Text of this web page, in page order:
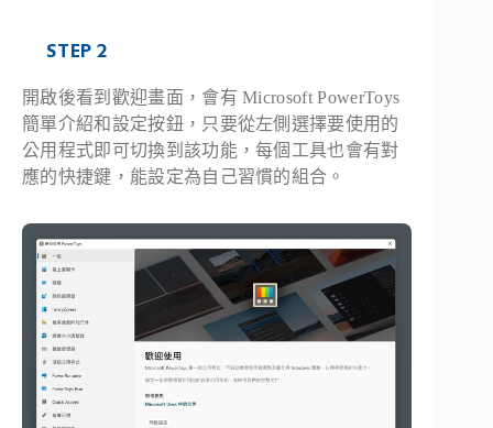
STEP 2
開啟後看到歡迎畫面，會有 Microsoft PowerToys
簡單介紹和設定按鈕，只要從左側選擇要使用的
公用程式即可切換到該功能，每個工具也會有對
應的快捷鍵，能設定為自己習慣的組合。